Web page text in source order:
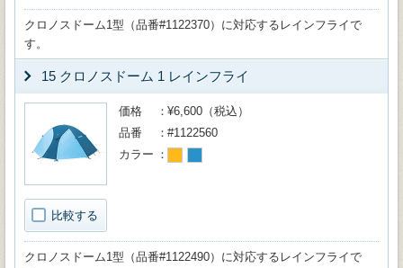
クロノスドーム1型（品番#1122370）に対応するレインフライで
す。
15 クロノスドーム 1 レインフライ
比較する
価格
¥6,600（税込）
品番
#1122560
カラー
クロノスドーム1型（品番#1122490）に対応するレインフライで